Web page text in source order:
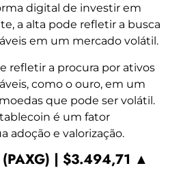
digital de investir em
a alta pode refletir a busca
em um mercado volátil.
refletir a procura por ativos
como o ouro, em um
que pode ser volátil.
é um fator
adoção e valorização.
(PAXG) | $3.494,71 ▲